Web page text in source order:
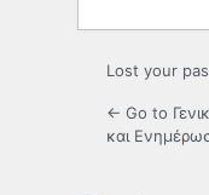
Lost your
← Go to
και